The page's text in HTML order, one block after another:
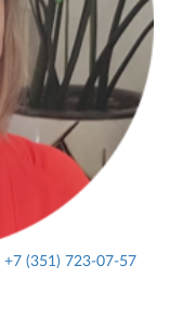
+7 (351) 723-07-57